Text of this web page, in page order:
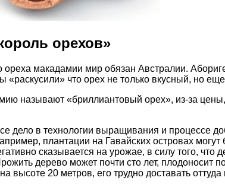
орехов»
ореха макадамии мир обязан Австралии.
что орех не только вкусный, но
называют «бриллиантовый орех», из-за
дело в технологии выращивания и процессе
плантации на Гавайских островах
сказывается на урожае, в силу того, что
дерево может почти сто лет, плодоносит
высоте 20 метров, его трудно доставать